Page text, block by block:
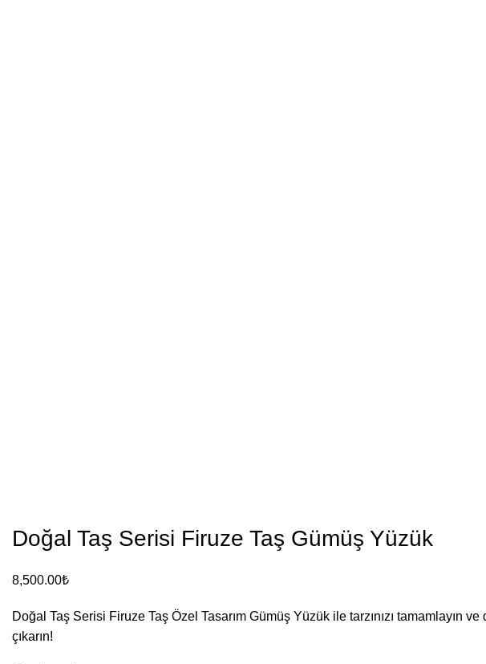
Doğal Taş Serisi Firuze Taş Gümüş Yüzük
8,500.00₺
Doğal Taş Serisi Firuze Taş Özel Tasarım Gümüş Yüzük ile tarzınızı tamamlayın
çıkarın!